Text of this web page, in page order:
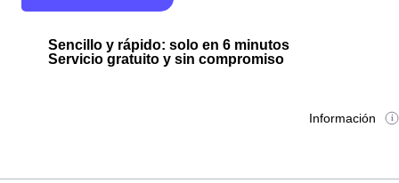
Sencillo y rápido: solo en 6 minutos
Servicio gratuito y sin compromiso
Información